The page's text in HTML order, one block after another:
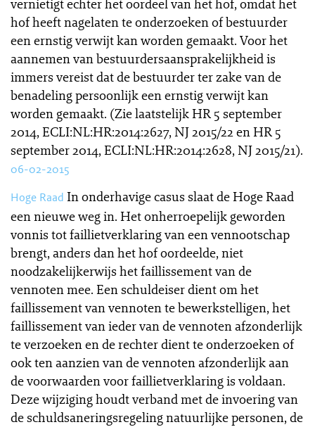
vernietigt echter het oordeel van het hof, omdat het
hof heeft nagelaten te onderzoeken of bestuurder
een ernstig verwijt kan worden gemaakt. Voor het
aannemen van bestuurdersaansprakelijkheid is
immers vereist dat de bestuurder ter zake van de
benadeling persoonlijk een ernstig verwijt kan
worden gemaakt. (Zie laatstelijk HR 5 september
2014, ECLI:NL:HR:2014:2627, NJ 2015/22 en HR 5
september 2014, ECLI:NL:HR:2014:2628, NJ 2015/21).
06-02-2015
Hoge Raad In onderhavige casus slaat de Hoge Raad
een nieuwe weg in. Het onherroepelijk geworden
vonnis tot faillietverklaring van een vennootschap
brengt, anders dan het hof oordeelde, niet
noodzakelijkerwijs het faillissement van de
vennoten mee. Een schuldeiser dient om het
faillissement van vennoten te bewerkstelligen, het
faillissement van ieder van de vennoten afzonderlijk
te verzoeken en de rechter dient te onderzoeken of
ook ten aanzien van de vennoten afzonderlijk aan
de voorwaarden voor faillietverklaring is voldaan.
Deze wijziging houdt verband met de invoering van
de schuldsaneringsregeling natuurlijke personen, de